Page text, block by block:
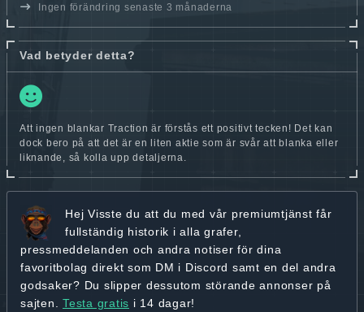
Ingen förändring senaste 3 månaderna
Vad betyder detta?
Att ingen blankar Traction är förstås ett positivt tecken! Det kan
dock bero på att det är en liten aktie som är svår att blanka eller
liknande, så kolla upp detaljerna.
Hej Visste du att du med vår premiumtjänst får
fullständig historik i alla grafer,
pressmeddelanden och andra notiser för dina
favoritbolag direkt som DM i Discord samt en del andra
godsaker? Du slipper dessutom störande annonser på
sajten. Testa gratis i 14 dagar!